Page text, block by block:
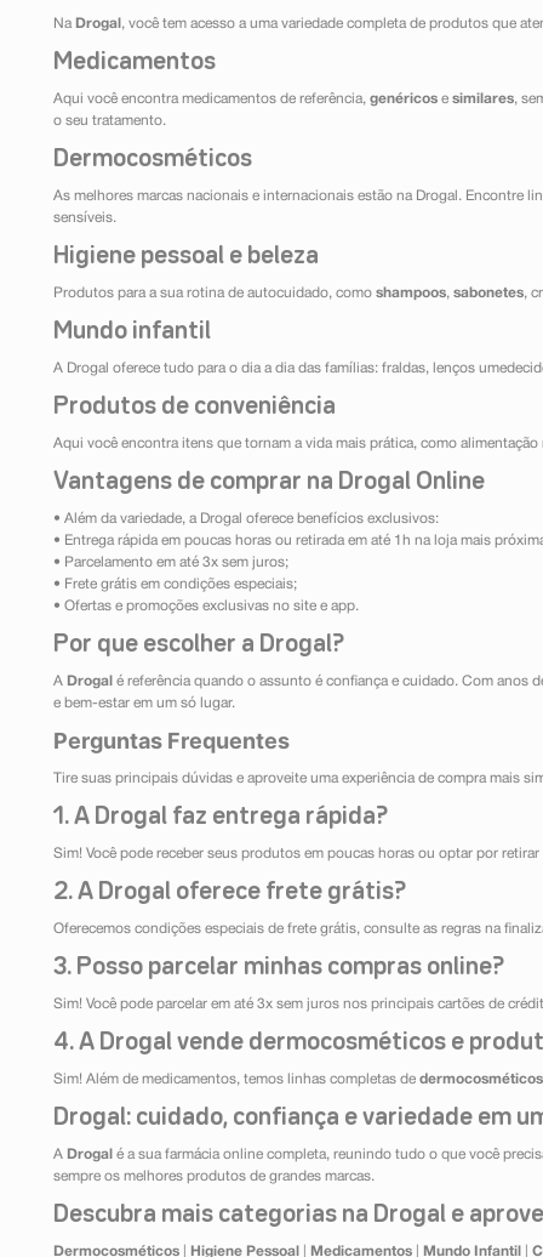
Na Drogal , você tem acesso a uma variedade completa de produtos que
Medicamentos
Aqui você encontra medicamentos de referência, genéricos e similares,
o seu tratamento.
Dermocosméticos
As melhores marcas nacionais e internacionais estão na Drogal. Encontre
sensíveis.
Higiene pessoal e beleza
Produtos para a sua rotina de autocuidado, como shampoos, sabonetes,
Mundo infantil
A Drogal oferece tudo para o dia a dia das famílias: fraldas, lenços
Produtos de conveniência
Aqui você encontra itens que tornam a vida mais prática, como
Vantagens de comprar na Drogal Online
• Além da variedade, a Drogal oferece benefícios exclusivos:
• Entrega rápida em poucas horas ou retirada em até 1h na loja mais
• Parcelamento em até 3x sem juros;
• Frete grátis em condições especiais;
• Ofertas e promoções exclusivas no site e app.
Por que escolher a Drogal?
A Drogal é referência quando o assunto é confiança e cuidado. Com anos
e bem-estar em um só lugar.
Perguntas Frequentes
Tire suas principais dúvidas e aproveite uma experiência de compra mais
1. A Drogal faz entrega rápida?
Sim! Você pode receber seus produtos em poucas horas ou optar por
2. A Drogal oferece frete grátis?
Oferecemos condições especiais de frete grátis, consulte as regras na
3. Posso parcelar minhas compras online?
Sim! Você pode parcelar em até 3x sem juros nos principais cartões de
4. A Drogal vende dermocosméticos e
Sim! Além de medicamentos, temos linhas completas de dermocosméticos
Drogal: cuidado, confiança e variedade em
A Drogal é a sua farmácia online completa, reunindo tudo o que você
sempre os melhores produtos de grandes marcas.
Descubra mais categorias na Drogal e
Dermocosméticos Higiene Pessoal Medicamentos Mundo Infantil